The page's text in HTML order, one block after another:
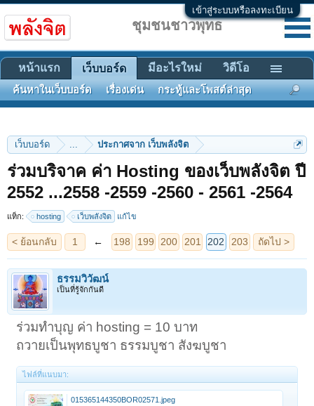
เข้าสู่ระบบหรือลงทะเบียน
เว็บบอร์ด ... ประกาศจาก เว็บพลังจิต
ร่วมบริจาค ค่า Hosting ของเว็บพลังจิต ปี
2552 ...2558 -2559 -2560 - 2561 -2564
แท็ก: hosting เว็บพลังจิต แก้ไข
< ย้อนกลับ 1 ← 198 199 200 201 202 203 ถัดไป >
ธรรมวิวัฒน์
เป็นที่รู้จักกันดี
ร่วมทำบุญ ค่า hosting = 10 บาท
ถวายเป็นพุทธบูชา ธรรมบูชา สังฆบูชา
ไฟล์ที่แนบมา:
015365144350BOR02571.jpeg
ชุมชนชาวพุทธ
หน้าแรก เว็บบอร์ด
ค้นหาในเว็บบอร์ด เรื่องเด่น กระทู้และโพสต์ล่าสุด
มีอะไรใหม่ วิดีโอ